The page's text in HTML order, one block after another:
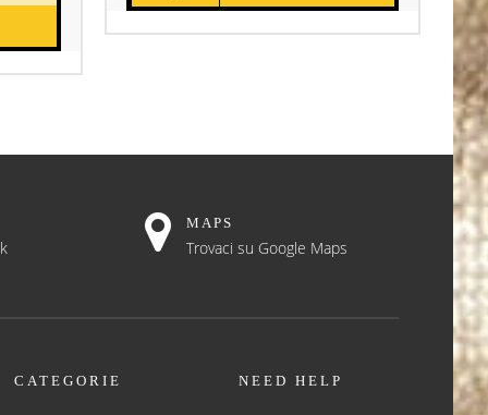
MAPS
Trovaci su Google Maps
CATEGORIE NEED HELP